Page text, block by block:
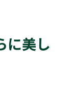
に美し